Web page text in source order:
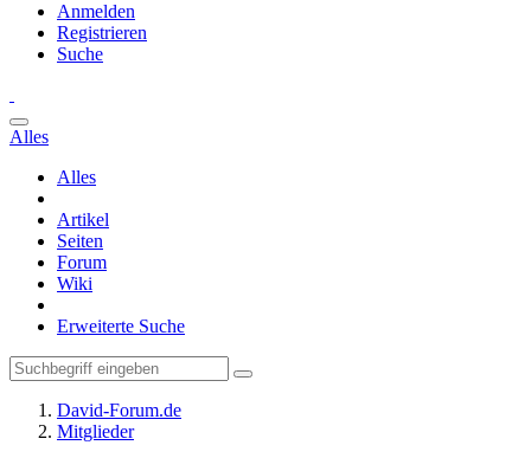
Anmelden
Registrieren
Suche
Alles
Alles
Artikel
Seiten
Forum
Wiki
Erweiterte Suche
David-Forum.de
Mitglieder